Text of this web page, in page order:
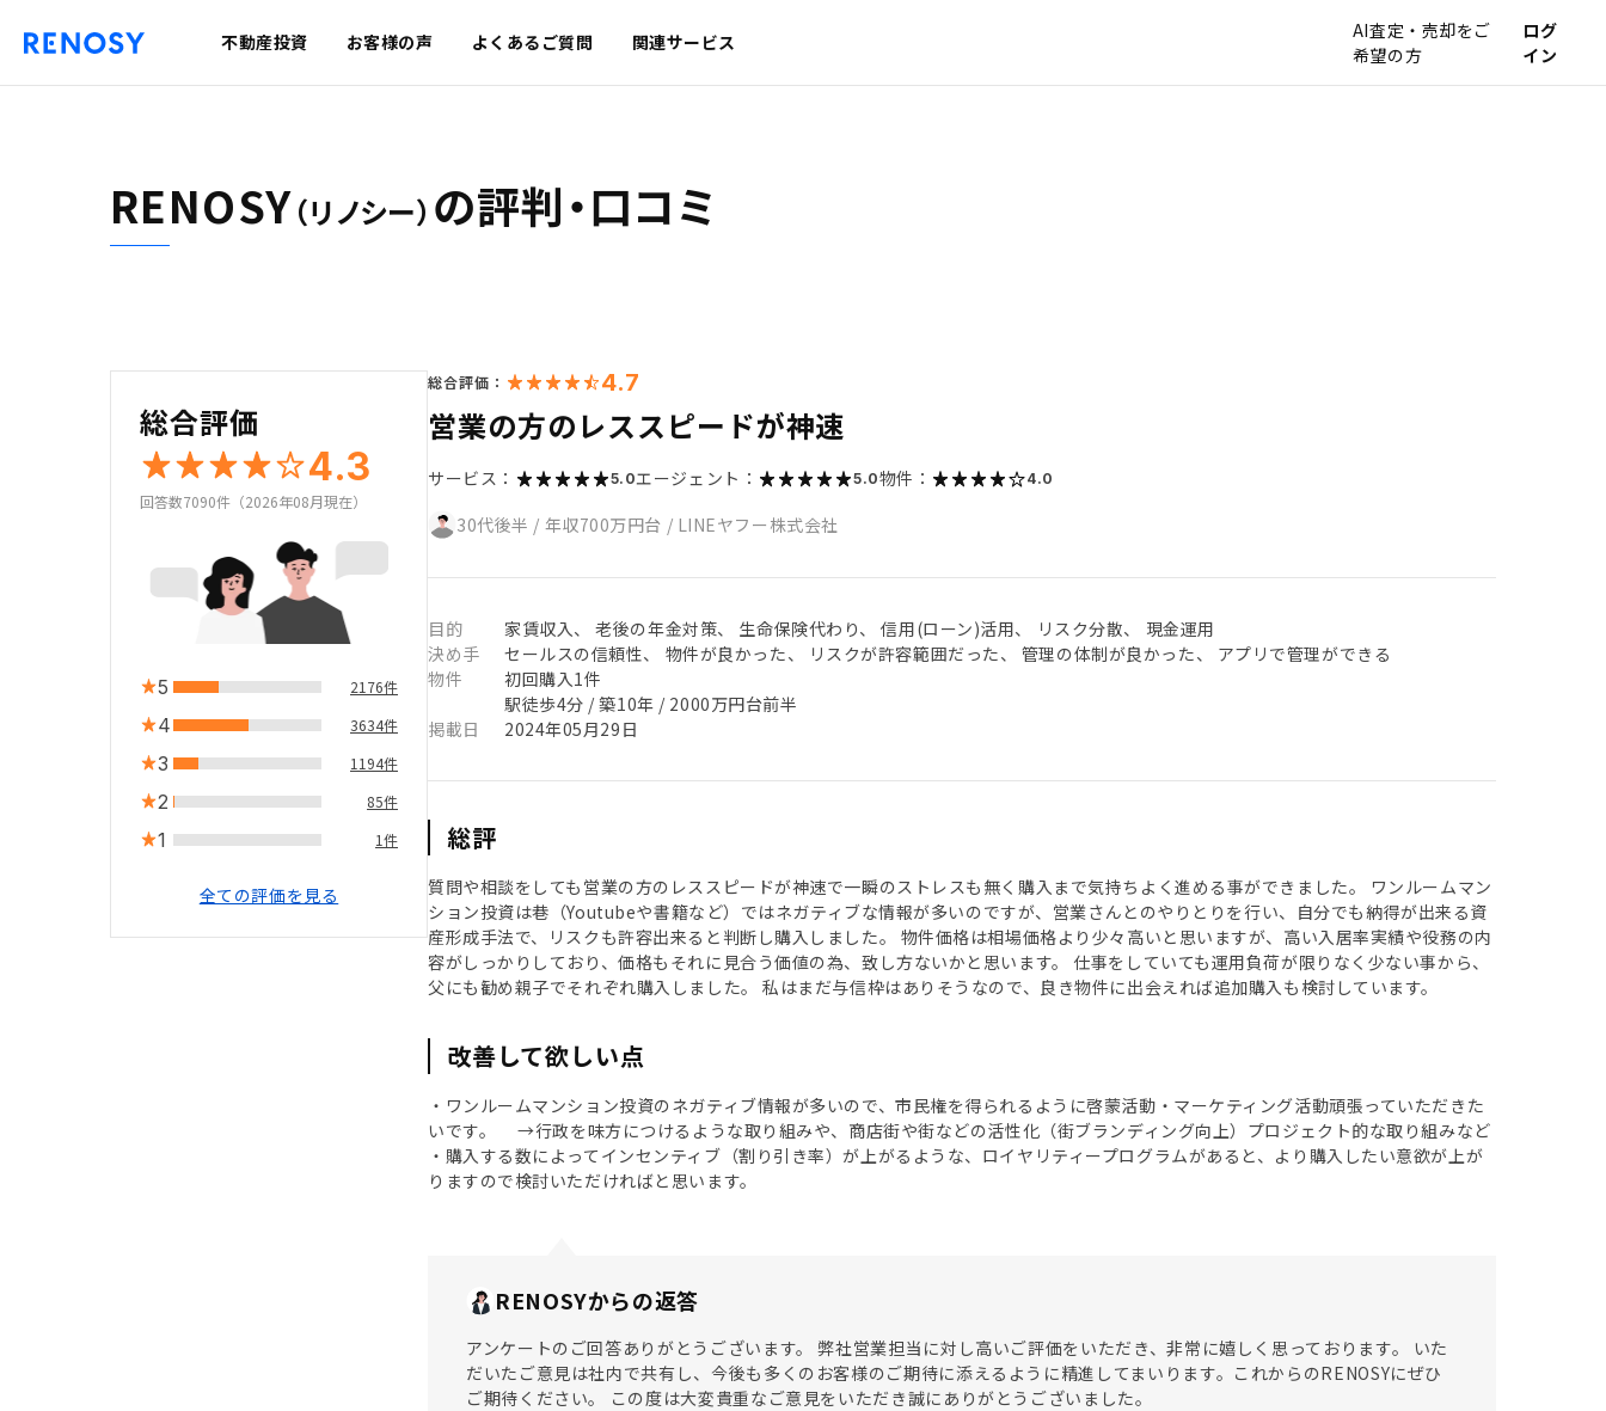
不動産投資 お客様の声 よくあるご質問 関連サービス
AI査定・売却をご
希望の方
ログ
イン
RENOSY（リノシー） の評判・口コミ
総合評価
4.3
回答数7090件（2026年08月現在）
5 2176件
4 3634件
3 1194件
2 85件
1 1件
全ての評価を見る
総合評価： 4.7
営業の方のレススピードが神速
サービス： 5.0エージェント： 5.0物件： 4.0
30代後半 / 年収700万円台 / LINEヤフー株式会社
目的
家賃収入、 老後の年金対策、 生命保険代わり、 信用(ローン)活用、 リスク分散、 現金運用
決め手
セールスの信頼性、 物件が良かった、 リスクが許容範囲だった、 管理の体制が良かった、 アプリで管理ができる
物件
初回購入1件
駅徒歩4分 / 築10年 / 2000万円台前半
掲載日
2024年05月29日
総評
質問や相談をしても営業の方のレススピードが神速で一瞬のストレスも無く購入まで気持ちよく進める事ができました。 ワンルームマン
ション投資は巷（Youtubeや書籍など）ではネガティブな情報が多いのですが、営業さんとのやりとりを行い、自分でも納得が出来る資
産形成手法で、リスクも許容出来ると判断し購入しました。 物件価格は相場価格より少々高いと思いますが、高い入居率実績や役務の内
容がしっかりしており、価格もそれに見合う価値の為、致し方ないかと思います。 仕事をしていても運用負荷が限りなく少ない事から、
父にも勧め親子でそれぞれ購入しました。 私はまだ与信枠はありそうなので、良き物件に出会えれば追加購入も検討しています。
改善して欲しい点
・ワンルームマンション投資のネガティブ情報が多いので、市民権を得られるように啓蒙活動・マーケティング活動頑張っていただきた
いです。 →行政を味方につけるような取り組みや、商店街や街などの活性化（街ブランディング向上）プロジェクト的な取り組みなど
・購入する数によってインセンティブ（割り引き率）が上がるような、ロイヤリティープログラムがあると、より購入したい意欲が上が
りますので検討いただければと思います。
RENOSYからの返答
アンケートのご回答ありがとうございます。 弊社営業担当に対し高いご評価をいただき、非常に嬉しく思っております。 いた
だいたご意見は社内で共有し、今後も多くのお客様のご期待に添えるように精進してまいります。これからのRENOSYにぜひ
ご期待ください。 この度は大変貴重なご意見をいただき誠にありがとうございました。